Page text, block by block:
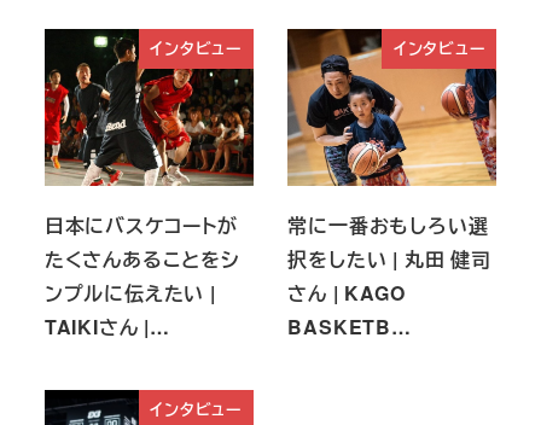
インタビュー
日本にバスケコートが
たくさんあることをシ
ンプルに伝えたい |
TAIKIさん |…
インタビュー
常に一番おもしろい選
択をしたい | 丸田 健司
さん | KAGO
BASKETB…
インタビュー